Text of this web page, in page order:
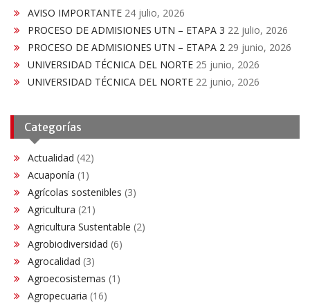
AVISO IMPORTANTE 24 julio, 2026
PROCESO DE ADMISIONES UTN – ETAPA 3 22 julio, 2026
PROCESO DE ADMISIONES UTN – ETAPA 2 29 junio, 2026
UNIVERSIDAD TÉCNICA DEL NORTE 25 junio, 2026
UNIVERSIDAD TÉCNICA DEL NORTE 22 junio, 2026
Categorías
Actualidad (42)
Acuaponía (1)
Agrícolas sostenibles (3)
Agricultura (21)
Agricultura Sustentable (2)
Agrobiodiversidad (6)
Agrocalidad (3)
Agroecosistemas (1)
Agropecuaria (16)